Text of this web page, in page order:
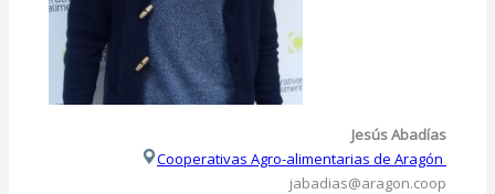
Jesús Abadías
Cooperativas Agro-alimentarias de Aragón
jabadias@aragon.coop